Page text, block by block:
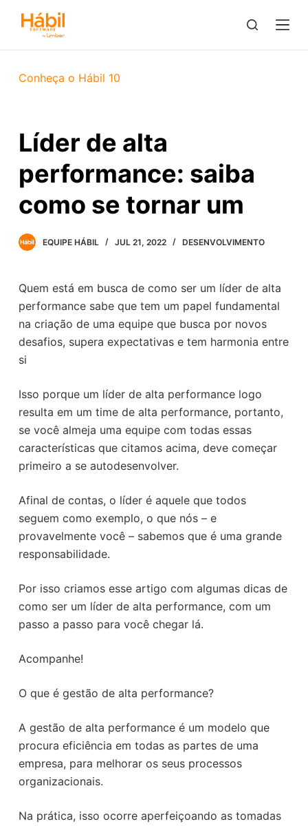
l
o
ú
d
o
Conheça o Hábil 10
Líder de alta
performance: saiba
como se tornar um
EQUIPE HÁBIL JUL 21, 2022 DESENVOLVIMENTO
Quem está em busca de como ser um líder de alta
performance sabe que tem um papel fundamental
na criação de uma equipe que busca por novos
desafios, supera expectativas e tem harmonia entre
si
Isso porque um líder de alta performance logo
resulta em um time de alta performance, portanto,
se você almeja uma equipe com todas essas
características que citamos acima, deve começar
primeiro a se autodesenvolver.
Afinal de contas, o líder é aquele que todos
seguem como exemplo, o que nós – e
provavelmente você – sabemos que é uma grande
responsabilidade.
Por isso criamos esse artigo com algumas dicas de
como ser um líder de alta performance, com um
passo a passo para você chegar lá.
Acompanhe!
O que é gestão de alta performance?
A gestão de alta performance é um modelo que
procura eficiência em todas as partes de uma
empresa, para melhorar os seus processos
organizacionais.
Na prática, isso ocorre aperfeiçoando as tomadas